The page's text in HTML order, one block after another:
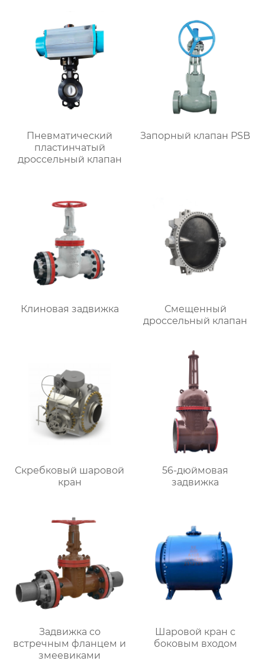
Пневматический
пластинчатый
дроссельный клапан
Запорный клапан PSB
Клиновая задвижка
Смещенный
дроссельный клапан
Скребковый шаровой
кран
56-дюймовая
задвижка
Задвижка со
встречным фланцем и
змеевиками
Шаровой кран с
боковым входом